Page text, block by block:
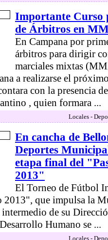
Importante Curso
de Árbitros en
En Campana por
árbitros para dirigir
marciales mixtas
a realizarse el
con la presencia
, quien formara ...
Locales -
En cancha de
Deportes
etapa final del
2013"
El Torneo de Fútbol
que impulsa la
de su
Humano se ...
Locales -